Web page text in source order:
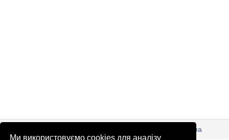
Ми використовуємо cookies для аналізу
Реклама